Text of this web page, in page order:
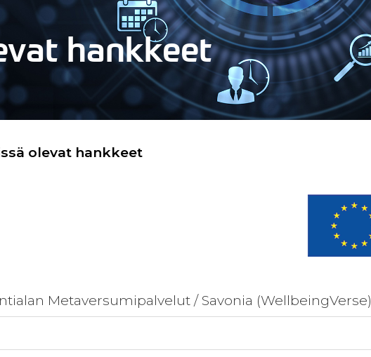
hankkeet
olevat hankkeet
Metaversumipalvelut / Savonia (WellbeingVerse)